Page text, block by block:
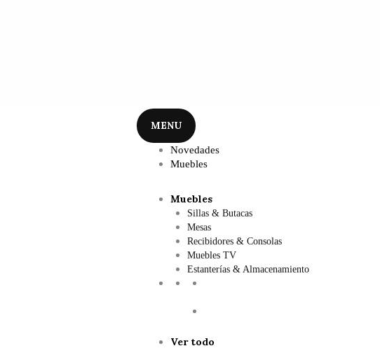
MENU
Novedades
Muebles
Muebles
Sillas & Butacas
Mesas
Recibidores & Consolas
Muebles TV
Estanterías & Almacenamiento
Ver todo